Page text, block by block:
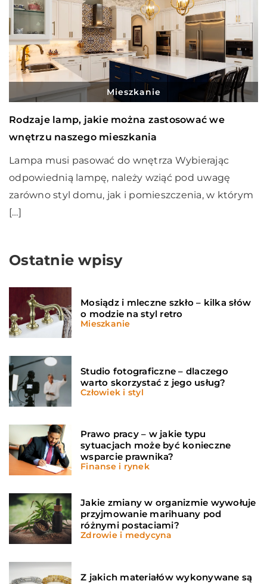
Mieszkanie
Rodzaje lamp, jakie można zastosować we
wnętrzu naszego mieszkania
Lampa musi pasować do wnętrza Wybierając
odpowiednią lampę, należy wziąć pod uwagę
zarówno styl domu, jak i pomieszczenia, w którym
[…]
Ostatnie wpisy
Mosiądz i mleczne szkło – kilka słów
o modzie na styl retro
Mieszkanie
Studio fotograficzne – dlaczego
warto skorzystać z jego usług?
Człowiek i styl
Prawo pracy – w jakie typu
sytuacjach może być konieczne
wsparcie prawnika?
Finanse i rynek
Jakie zmiany w organizmie wywołuje
przyjmowanie marihuany pod
różnymi postaciami?
Zdrowie i medycyna
Z jakich materiałów wykonywane są